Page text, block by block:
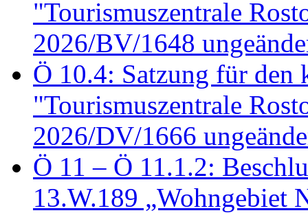
"Tourismuszentrale
2026/BV/1648
Ö 10.4: Satzung für den
"Tourismuszentrale
2026/DV/1666
Ö 11 – Ö 11.1.2:
13.W.189 „Wohngebiet